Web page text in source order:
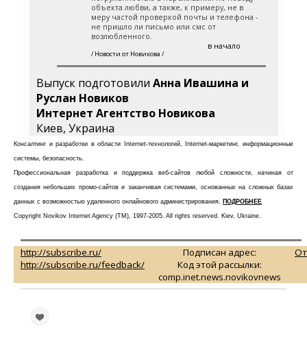
объекта любви, а также, к примеру, не в
меру частой проверкой почты и телефона -
не пришло ли письмо или смс от
возлюбленного.
/ Новости от Новикова /
в начало
Выпуск подготовили Анна Ивашина и
Руслан Новиков
Интернет Агентство Новикова
Киев, Украина
Консалтинг и разработки в области Internet-технологий, Internet-маркетинг, информационные
системы, безопасность.
Профессиональная разработка и поддержка веб-сайтов любой сложности, начиная от
создания небольших промо-сайтов и заканчивая системами, основанных на сложных базах
данных с возможностью удаленного онлайнового администрирования. ПОДРОБНЕЕ
Copyright Novikov Internet Agency (TM), 1997-2005. All rights reserved. Kiev, Ukraine.
http://subscribe.ru/
http://subscribe.ru/feedback/
Подписан адрес:
Код этой рассылки:
comp.inet.news.novikovnews